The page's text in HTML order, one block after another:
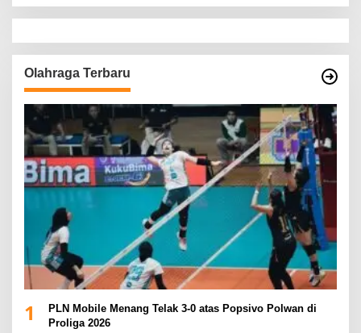
Olahraga Terbaru
1
PLN Mobile Menang Telak 3-0 atas Popsivo Polwan di
Proliga 2026